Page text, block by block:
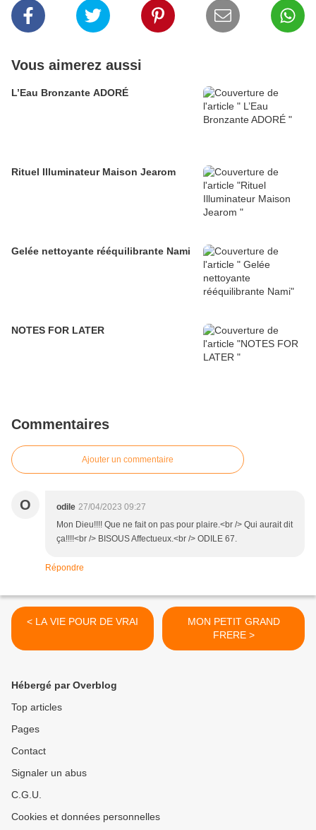
Vous aimerez aussi
L’Eau Bronzante ADORÉ
Rituel Illuminateur Maison Jearom
Gelée nettoyante rééquilibrante Nami
NOTES FOR LATER
Commentaires
Ajouter un commentaire
O odile 27/04/2023 09:27
Mon Dieu!!!! Que ne fait on pas pour plaire.<br /> Qui aurait dit
ça!!!!<br /> BISOUS Affectueux.<br /> ODILE 67.
Répondre
< LA VIE POUR DE VRAI
MON PETIT GRAND
FRERE >
Hébergé par Overblog
Top articles
Pages
Contact
Signaler un abus
C.G.U.
Cookies et données personnelles